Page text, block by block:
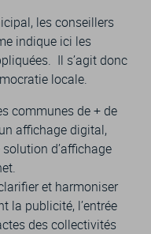
les conseillers
indique ici les
Il s’agit donc
locale.
communes de + de
affichage digital,
d’affichage
et harmoniser
la publicité, l’entrée
des collectivités